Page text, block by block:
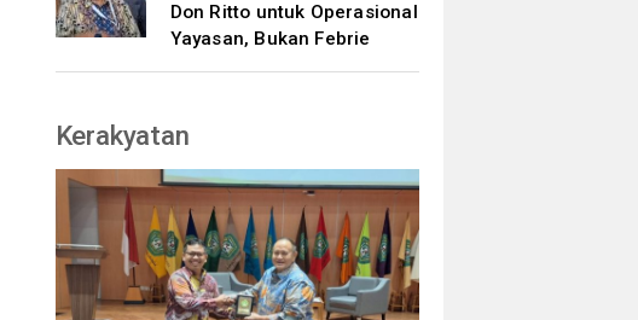
Don Ritto untuk Operasional
Yayasan, Bukan Febrie
Kerakyatan